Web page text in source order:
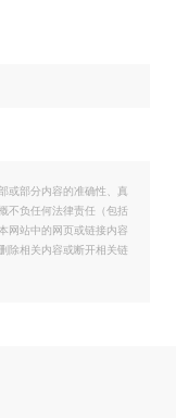
或部分内容的准确性、真
不负任何法律责任（包括
网站中的网页或链接内容
除相关内容或断开相关链